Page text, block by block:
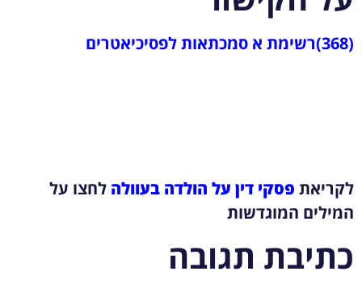
(368)רשימת א סמכתאות לפסיכיאטרים
לקריאת פסקי דין על הולדה בעוולה לחצו על
המילים המוגדשות
כתיבת תגובה